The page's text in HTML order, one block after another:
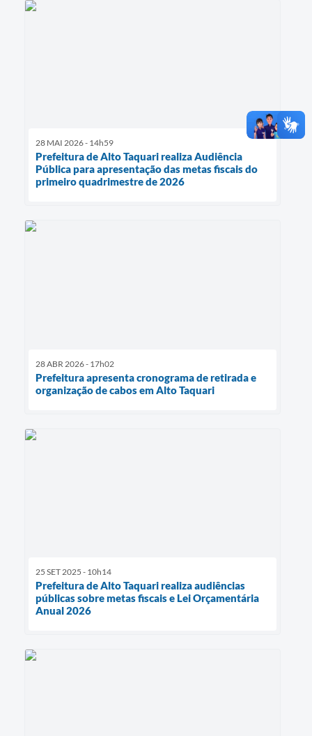
28 MAI 2026 - 14h59
Prefeitura de Alto Taquari realiza Audiência
Pública para apresentação das metas fiscais do
primeiro quadrimestre de 2026
28 ABR 2026 - 17h02
Prefeitura apresenta cronograma de retirada e
organização de cabos em Alto Taquari
25 SET 2025 - 10h14
Prefeitura de Alto Taquari realiza audiências
públicas sobre metas fiscais e Lei Orçamentária
Anual 2026